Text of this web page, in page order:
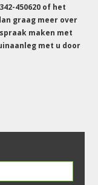
450620 of het
graag meer over
maken met
met u door